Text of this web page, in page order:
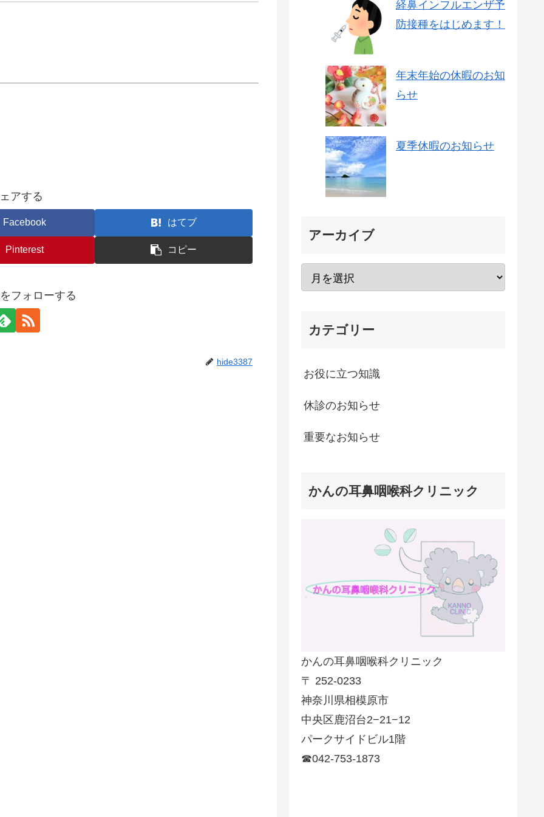
アする
Facebook はてブ
Pinterest コピー
フォローする
hide3387
経鼻インフルエンザ予
防接種をはじめます！
年末年始の休暇のお知
らせ
夏季休暇のお知らせ
アーカイブ
カテゴリー
お役に立つ知識
休診のお知らせ
重要なお知らせ
かんの耳鼻咽喉科クリニック
かんの耳鼻咽喉科クリニック
〒 252-0233
神奈川県相模原市
中央区鹿沼台2−21−12
パークサイドビル1階
☎042-753-1873